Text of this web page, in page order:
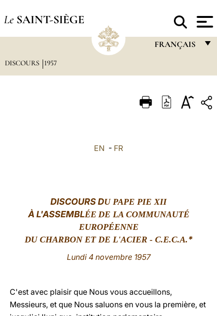
Le SAINT-SIÈGE
FRANÇAIS
ITALIANO
中文
DISCOURS 1957
EN - FR
DISCOURSDU PAPE PIE XII
À L'ASSEMBLÉE DE LA COMMUNAUTÉ
EUROPÉENNE
DU CHARBON ET DE L'ACIER - C.E.C.A. *
Lundi 4 novembre 1957
C'est avec plaisir que Nous vous accueillons,
Messieurs, et que Nous saluons en vous la première, et